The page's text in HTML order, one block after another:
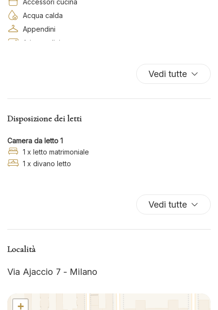
Acqua calda
Appendini
Aria condizionata
Bidet
Cucina
Culle
Doccia
Ferro da stiro
Gabinetto
Internet wireless
Lavastoviglie
Lavatrice
Vedi tutte
Disposizione dei letti
Camera da letto 1
1 x letto matrimoniale
1 x divano letto
Vedi tutte
Località
Via Ajaccio 7 - Milano
+